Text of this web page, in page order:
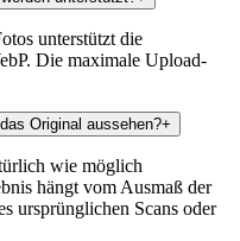
unterstützt die
Die maximale Upload-
Original aussehen?+
wie möglich
hängt vom Ausmaß der
ursprünglichen Scans oder